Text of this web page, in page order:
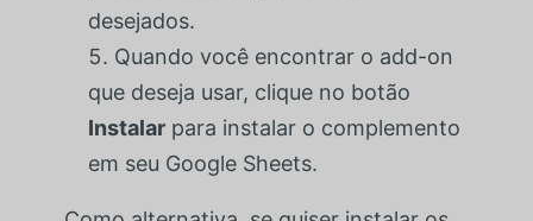
desejados.
Quando você encontrar o add-on
que deseja usar, clique no botão
Instalarpara instalar o complemento
em seu Google Sheets.